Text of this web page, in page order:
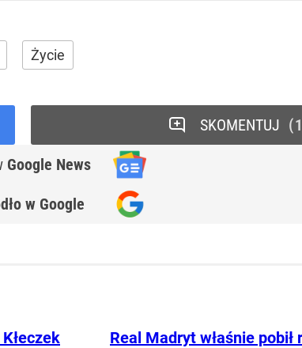
Życie
Google News
w Google
SKOMENTUJ 1
Real Madryt właśnie pobił